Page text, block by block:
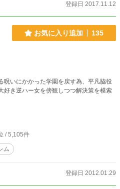
登録日 2017.11.12
お気に入り追加 135
呪いにかかった学園を戻す為、平凡脇役
好き逆ハー女を傍観しつつ解決策を模索
/ 5,105件
ム
登録日 2012.01.29